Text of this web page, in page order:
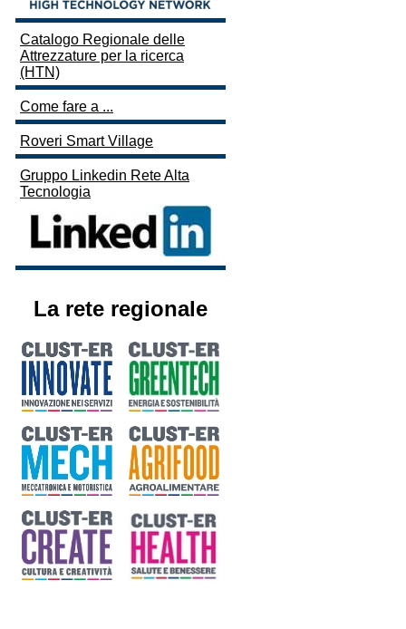
Catalogo Regionale delle
Attrezzature per la ricerca
(HTN)
Come fare a ...
Roveri Smart Village
Gruppo Linkedin Rete Alta
Tecnologia
La rete regionale